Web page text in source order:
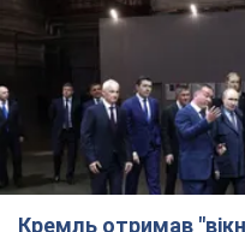
Кремль отримав